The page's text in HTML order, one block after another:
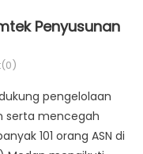
Penyusunan
pengelolaan
serta mencegah
101 orang ASN di